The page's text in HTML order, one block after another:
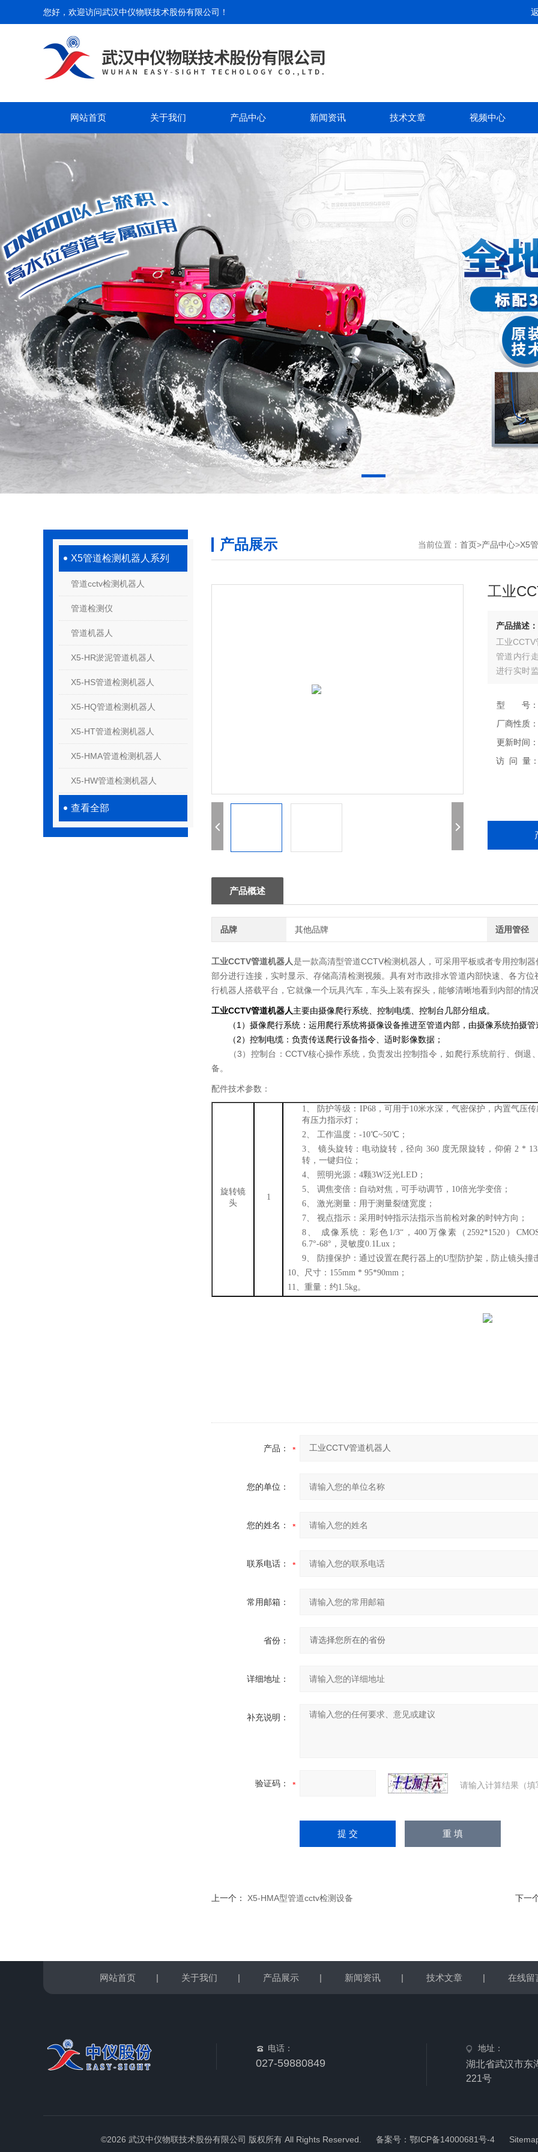
您好，欢迎访问武汉中仪物联技术股份有限公司 ！
网站首页 关于我们 产品中心 新闻资讯 技术文章 视频中心
X5管道检测机器人系列
管道cctv检测机器人
管道检测仪
管道机器人
X5-HR淤泥管道机器人
X5-HS管道检测机器人
X5-HQ管道检测机器人
X5-HT管道检测机器人
X5-HMA管道检测机器人
X5-HW管道检测机器人
查看全部
产品展示 当前位置： 首页>产品中心>X5
工业
产品描述：
工业
管道内行
进行实时
重要依据。
型 号：
厂商性质：
更新时间：
访 问 量：
产品概述
品牌 其他品牌 适用管径
工业CCTV管道机器人是一款高清型管道CCTV检测机器人，可采用平板或者专用控制
部分进行连接，实时显示、存储高清检测视频。具有对市政排水管道内部快速、各方
行机器人搭载平台，它就像一个玩具汽车，车头上装有探头，能够清晰地看到内部的情况
工业CCTV管道机器人主要由摄像爬行系统、控制电缆、控制台几部分组成。
（1）摄像爬行系统：运用爬行系统将摄像设备推进至管道内部，由摄像系统拍摄管
（2）控制电缆：负责传送爬行设备指令、适时影像数据；
（3）控制台：CCTV核心操作系统，负责发出控制指令，如爬行系统前行、倒退
备。
配件技术参数：
旋转镜
头
1
1、 防护等级： IP68，可用于10米水深，气密保护，内置气压传
有压力指示灯；
2、 工作温度： -10℃~50℃；
3、 镜头旋转：电动旋转，径向 360 度无限旋转，仰俯 2 *
转，一键归位；
4、 照明光源： 4颗3W泛光LED ；
5、 调焦变倍：自动对焦，可手动调节， 10倍光学变倍；
6、 激光测量：用于测量裂缝宽度；
7、 视点指示：采用时钟指示法指示当前检对象的时钟方向；
8、 成像 系统 ： 彩色 1/3“，400万像素（2592*1520）
6.7°-68°，灵敏度0.1Lux ；
9、
防撞保护：通过设置在爬行器上的U型防护架，防止镜头撞
10、
尺寸： 155mm * 95*90mm；
11、重量：约1.5kg。
产品：
您的单位：
您的姓名：
联系电话：
常用邮箱：
省份：
详细地址：
补充说明：
验证码： 请输入计算结果（
上一个： X5-HMA型管道cctv检测设备 下一
网站首页 | 关于我们 | 产品展示 | 新闻资讯 | 技术文章 | 在线留
电话：
027-59880849
地址：
湖北省武汉市东
221号
©2026 武汉中仪物联技术股份有限公司 版权所有 All Rights Reserved. 备案号：鄂ICP备14000681号-4